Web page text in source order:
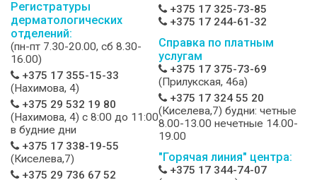
Регистратуры
дерматологических
отделений:
(пн-пт 7.30-20.00, сб 8.30-
16.00)
+375 17 355-15-33
(Нахимова, 4)
+375 29 532 19 80
(Нахимова, 4) c 8:00 до 11:00
в будние дни
+375 17 338-19-55
(Киселева,7)
+375 29 736 67 52
+375 17 325-73-85
+375 17 244-61-32
Справка по платным
услугам
+375 17 375-73-69
(Прилукская, 46а)
+375 17 324 55 20
(Киселева,7) будни: четные
8.00-13.00 нечетные 14.00-
19.00
"Горячая линия" центра:
+375 17 344-74-07